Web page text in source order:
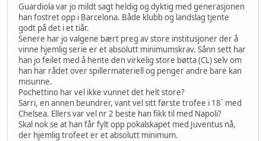
Guardiola var jo mildt sagt heldig og dyktig med generasjonen
han fostret opp i Barcelona. Både klubb og landslag tjente
godt på det i et tiår.
Senere har jo valgene bært preg av store institusjoner der å
vinne hjemlig serie er et absolutt minimumskrav. Sånn sett har
han jo feilet med å hente den virkelig store bøtta (CL) selv om
han har rådet over spillermateriell og penger andre bare kan
misunne.
Pochettino har vel ikke vunnet det helt store?
Sarri, en annen beundrer, vant vel sitt første trofee i 18` med
Chelsea. Ellers var vel nr 2 beste han fikk til med Napoli?
Skal nok se at han får fylt opp pokalskapet med Juventus nå,
der hjemlig trofeet er et absolutt minimum.